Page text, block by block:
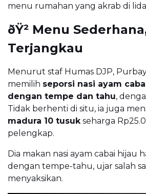
menu rumahan yang akrab di
ðŸ² Menu
Terjangkau
Menurut staf Humas DJP,
memilih seporsi nasi ayam
dengan tempe dan tahu,
Tidak berhenti di situ, ia juga
madura 10 tusuk seharga
pelengkap.
Dia makan nasi ayam cabai hijau
dengan tempe-tahu, ujar salah
menyaksikan.